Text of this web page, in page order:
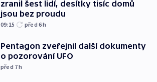
zranil šest lidí, desítky tisíc domů
jsou bez proudu
09:15 před 6h
Pentagon zveřejnil další dokumenty
o pozorování UFO
před 7h